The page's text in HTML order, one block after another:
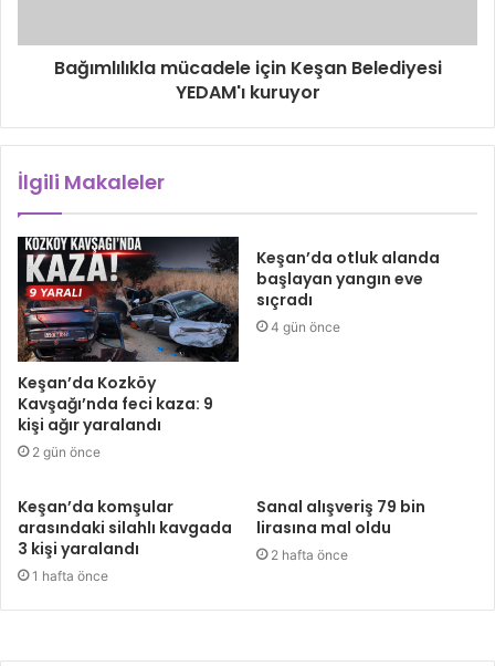
Bağımlılıkla mücadele için Keşan Belediyesi
YEDAM'ı kuruyor
İlgili Makaleler
Keşan’da Kozköy
Kavşağı’nda feci kaza: 9
kişi ağır yaralandı
2 gün önce
Keşan’da otluk alanda
başlayan yangın eve
sıçradı
4 gün önce
Keşan’da komşular
arasındaki silahlı kavgada
3 kişi yaralandı
1 hafta önce
Sanal alışveriş 79 bin
lirasına mal oldu
2 hafta önce